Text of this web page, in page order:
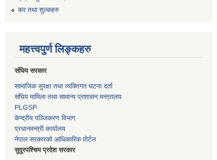
कर तथा शुल्कहरु
महत्त्वपुर्ण लिङ्कहरु
संघिय सरकार
सामाजिक सुरक्षा तथा व्यक्तिगत घटना दर्ता
संघिय मामिला तथा सामान्य प्रशासन मन्त्रालय
PLGSP
केन्द्रीय पञ्जिकरण विभाग
प्रधानमन्त्री कार्यालय
नेपाल सरकारको आधिकारिक पोर्टल
सुदूरपश्चिम प्रदेश सरकार